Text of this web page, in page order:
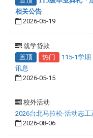
相关公告
2026-05-19
就学贷款
置顶
热门
115-1学
讯息
2026-05-15
校外活动
2026台北马拉松-活动志
2026-08-06